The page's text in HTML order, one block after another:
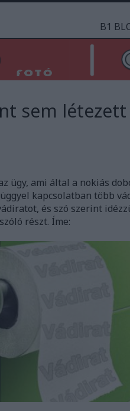
B1
sem
ügy, ami által a nokiás
kapcsolatban több
és szó szerint
részt. Íme: